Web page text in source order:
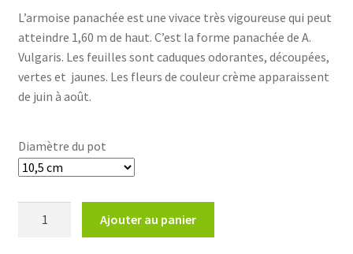
prix :
6,20€
à
L’armoise panachée est une vivace très vigoureuse qui peut
atteindre 1,60 m de haut. C’est la forme panachée de A.
Vulgaris. Les feuilles sont caduques odorantes, découpées,
vertes et jaunes. Les fleurs de couleur crème apparaissent
de juin à août.
Diamètre du pot
Ajouter au panier